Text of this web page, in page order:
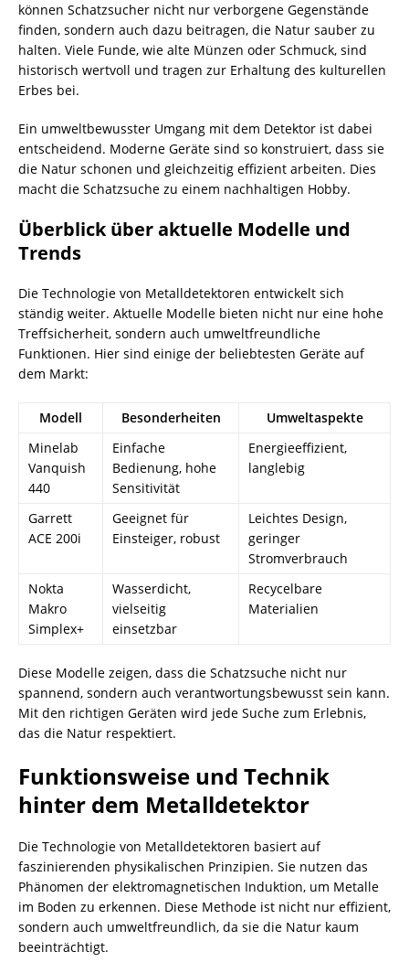
können Schatzsucher nicht nur verborgene Gegenstände
finden, sondern auch dazu beitragen, die Natur sauber zu
halten. Viele Funde, wie alte Münzen oder Schmuck, sind
historisch wertvoll und tragen zur Erhaltung des kulturellen
Erbes bei.
Ein umweltbewusster Umgang mit dem Detektor ist dabei
entscheidend. Moderne Geräte sind so konstruiert, dass sie
die Natur schonen und gleichzeitig effizient arbeiten. Dies
macht die Schatzsuche zu einem nachhaltigen Hobby.
Überblick über aktuelle Modelle und
Trends
Die Technologie von Metalldetektoren entwickelt sich
ständig weiter. Aktuelle Modelle bieten nicht nur eine hohe
Treffsicherheit, sondern auch umweltfreundliche
Funktionen. Hier sind einige der beliebtesten Geräte auf
dem Markt:
Modell Besonderheiten
Umweltaspekte
Minelab
Vanquish
440
Einfache
Bedienung, hohe
Sensitivität
Energieeffizient,
langlebig
Garrett
ACE 200i
Geeignet für
Einsteiger, robust
Leichtes Design,
geringer
Stromverbrauch
Nokta
Makro
Simplex+
Wasserdicht,
vielseitig
einsetzbar
Recycelbare
Materialien
Diese Modelle zeigen, dass die Schatzsuche nicht nur
spannend, sondern auch verantwortungsbewusst sein kann.
Mit den richtigen Geräten wird jede Suche zum Erlebnis,
das die Natur respektiert.
Funktionsweise und Technik
hinter dem Metalldetektor
Die Technologie von Metalldetektoren basiert auf
faszinierenden physikalischen Prinzipien. Sie nutzen das
Phänomen der elektromagnetischen Induktion, um Metalle
im Boden zu erkennen. Diese Methode ist nicht nur effizient,
sondern auch umweltfreundlich, da sie die Natur kaum
beeinträchtigt.